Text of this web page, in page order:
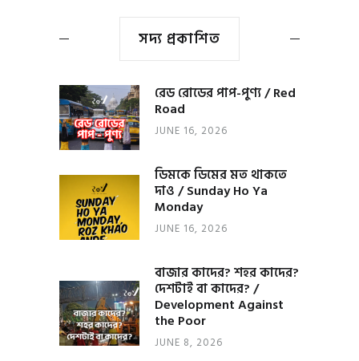
সদ্য প্রকাশিত
রেড রোডের পাপ-পুণ্য / Red
Road
JUNE 16, 2026
ডিমকে ডিমের মত থাকতে
দাও / Sunday Ho Ya
Monday
JUNE 16, 2026
বাজার কাদের? শহর কাদের?
দেশটাই বা কাদের? /
Development Against
the Poor
JUNE 8, 2026